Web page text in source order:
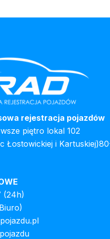
rejestracja pojazdów
piętro lokal 102
Łostowickiej i
(24h)